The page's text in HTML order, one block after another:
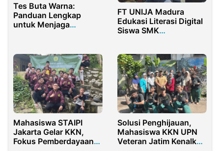
Tes Buta Warna:
Panduan Lengkap
untuk Menjaga
FT UNIJA Madura
Edukasi Literasi Digital
Siswa SMK
Mahasiswa STAIPI
Jakarta Gelar KKN,
Fokus Pemberdayaan
Solusi Penghijauan,
Mahasiswa KKN UPN
Veteran Jatim Kenalkan